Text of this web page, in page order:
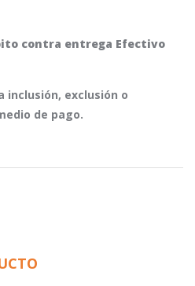
contra entrega Efectivo
inclusión, exclusión o
de pago.